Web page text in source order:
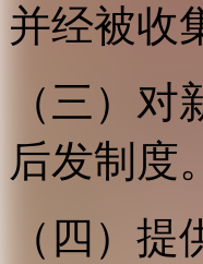
并经被收
（三）
后发制度。
（四）